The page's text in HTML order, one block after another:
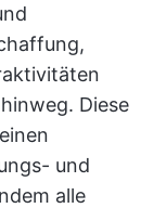
Diese
und
alle